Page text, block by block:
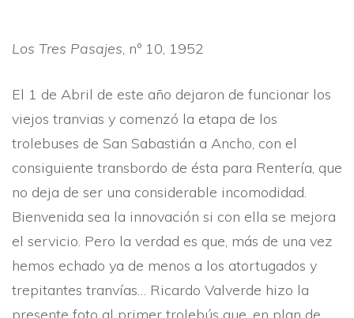
Los Tres Pasajes, nº 10, 1952
El 1 de Abril de este año dejaron de funcionar los
viejos tranvias y comenzó la etapa de los
trolebuses de San Sabastián a Ancho, con el
consiguiente transbordo de ésta para Renterí­a, que
no deja de ser una considerable incomodidad.
Bienvenida sea la innovación si con ella se mejora
el servicio. Pero la verdad es que, más de una vez
hemos echado ya de menos a los atortugados y
trepitantes tranví­as… Ricardo Valverde hizo la